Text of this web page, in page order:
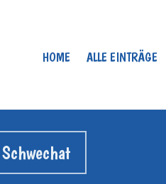
HOME ALLE EINTRÄGE